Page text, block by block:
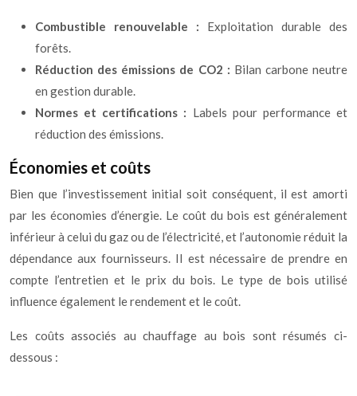
Combustible renouvelable : Exploitation durable des
forêts.
Réduction des émissions de CO2 : Bilan carbone neutre
en gestion durable.
Normes et certifications : Labels pour performance et
réduction des émissions.
Économies et coûts
Bien que l’investissement initial soit conséquent, il est amorti
par les économies d’énergie. Le coût du bois est généralement
inférieur à celui du gaz ou de l’électricité, et l’autonomie réduit la
dépendance aux fournisseurs. Il est nécessaire de prendre en
compte l’entretien et le prix du bois. Le type de bois utilisé
influence également le rendement et le coût.
Les coûts associés au chauffage au bois sont résumés ci-
dessous :